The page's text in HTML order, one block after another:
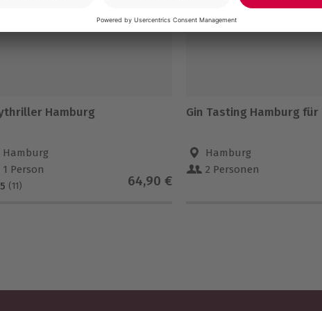
Hamburg
Hamburg
1 Person
5 (11) 64,90 €
Gin Tasting Hamburg für
Hamburg
2 Personen